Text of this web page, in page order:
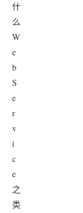
什
么
W
e
b
S
e
r
v
i
c
e
之
类